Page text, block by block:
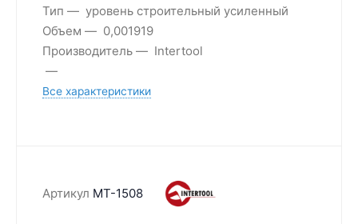
Тип
уровень строительный усиленный
Объем
0,001919
Производитель
Intertool
Все характеристики
Артикул MT-1508